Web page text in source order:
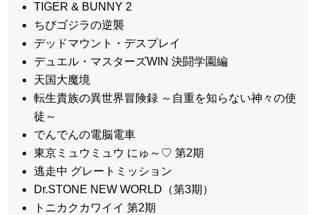
TIGER & BUNNY 2
ちびゴジラの逆襲
デッドマウント・デスプレイ
デュエル・マスターズWIN 決闘学園編
天国大魔境
転生貴族の異世界冒険録 ～自重を知らない神々の使
徒～
でんでんの電脳電車
東京ミュウミュウ にゅ～♡ 第2期
逃走中 グレートミッション
Dr.STONE NEW WORLD（第3期）
トニカクカワイイ 第2期